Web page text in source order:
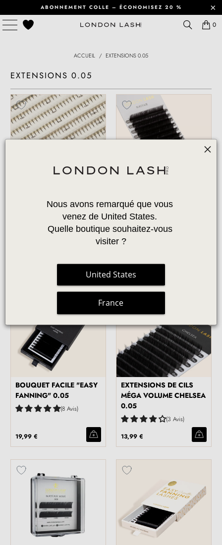
ABONNEMENT COLLE – ÉCONOMISEZ 20 %
0
ACCUEIL / EXTENSIONS 0.05
EXTENSIONS 0.05
MAYFAIR 8D 0.05 720
PRÉFAITS - LONGUEURS
VOLUME MAYFAIR 0.05
BOUQUET FACILE "EASY
FANNING" 0.05
8 Avis
19,99 €
EXTENSIONS DE CILS
MÉGA VOLUME CHELSEA
0.05
3 Avis
13,99 €
Nous avons remarqué que vous
venez de United States.
Quelle boutique souhaitez-vous
visiter ?
United States
France